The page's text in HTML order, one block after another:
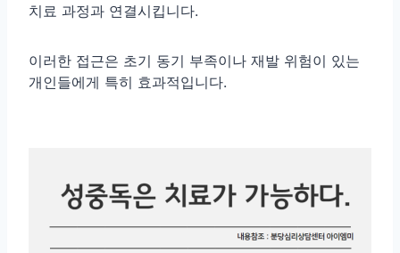
치료 과정과 연결시킵니다.
이러한 접근은 초기 동기 부족이나 재발 위험이 있는
개인들에게 특히 효과적입니다.